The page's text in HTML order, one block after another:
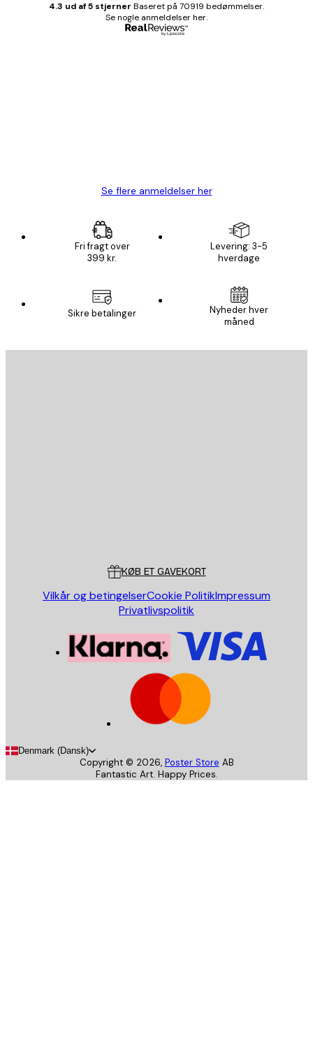
4.3 ud af 5 stjerner Baseret på 70919 bedømmelser.
Se nogle anmeldelser her.
Se flere anmeldelser her
Fri fragt over
399 kr.
Levering: 3-5
hverdage
Sikre betalinger
Nyheder hver
måned
KØB ET GAVEKORT
Vilkår og betingelserCookie PolitikImpressum
Privatlivspolitik
Denmark (Dansk)
Copyright © 2026, Poster Store AB
Fantastic Art. Happy Prices.